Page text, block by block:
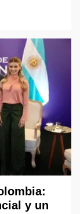
y un